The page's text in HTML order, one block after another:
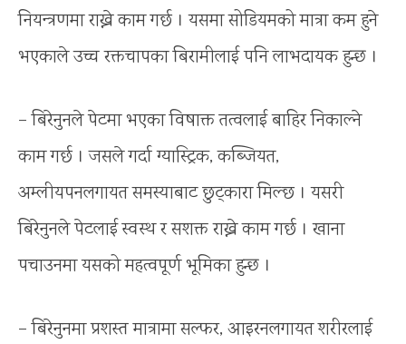
नियन्त्रणमा राख्ने काम गर्छ । यसमा सोडियमको मात्रा कम हुने
भएकाले उच्च रक्तचापका बिरामीलाई पनि लाभदायक हुन्छ ।
– बिरेनुनले पेटमा भएका विषाक्त तत्वलाई बाहिर निकाल्ने
काम गर्छ । जसले गर्दा ग्यास्ट्रिक, कब्जियत,
अम्लीयपनलगायत समस्याबाट छुट्कारा मिल्छ । यसरी
बिरेनुनले पेटलाई स्वस्थ र सशक्त राख्ने काम गर्छ । खाना
पचाउनमा यसको महत्वपूर्ण भूमिका हुन्छ ।
– बिरेनुनमा प्रशस्त मात्रामा सल्फर, आइरनलगायत शरीरलाई